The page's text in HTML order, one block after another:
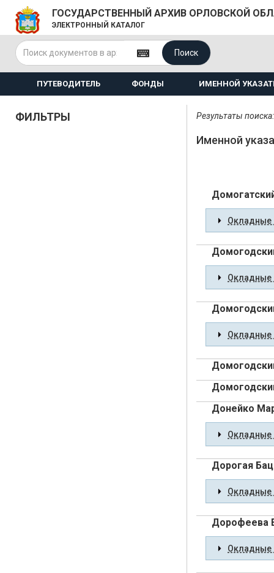
ГОСУДАРСТВЕННЫЙ АРХИВ ОРЛОВСКОЙ
ЭЛЕКТРОННЫЙ КАТАЛОГ
Поиск
ПУТЕВОДИТЕЛЬ ФОНДЫ ИМЕННОЙ
ФИЛЬТРЫ Результаты
Именной
Окладные
Окладные
Окладные
Донейко
Окладные
Дорогая
Окладные
Дорофеева
Окладные